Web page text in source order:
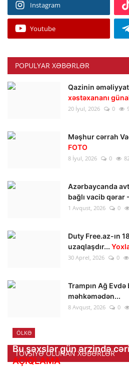
Instagram
Youtube
POPULYAR XƏBƏRLƏR
Qazinin
xəstəxananı
20 İyul, 2026 0
Məşhur cərrah
FOTO
8 İyul, 2026 0
Azərbaycanda
bağlı vacib qərar -
1 Avqust, 2026 0
Duty Free.az-ın
uzaqlaşdır...
30 Aprel, 2026 0
Trampın Ağ Evdə
məhkəmədən...
8 Avqust, 2026 0
TÖVSIYƏ OLUNAN XƏBƏRLƏR
ÖLKƏ
Bu şəxslər gün ərzində
AÇIQLAMA